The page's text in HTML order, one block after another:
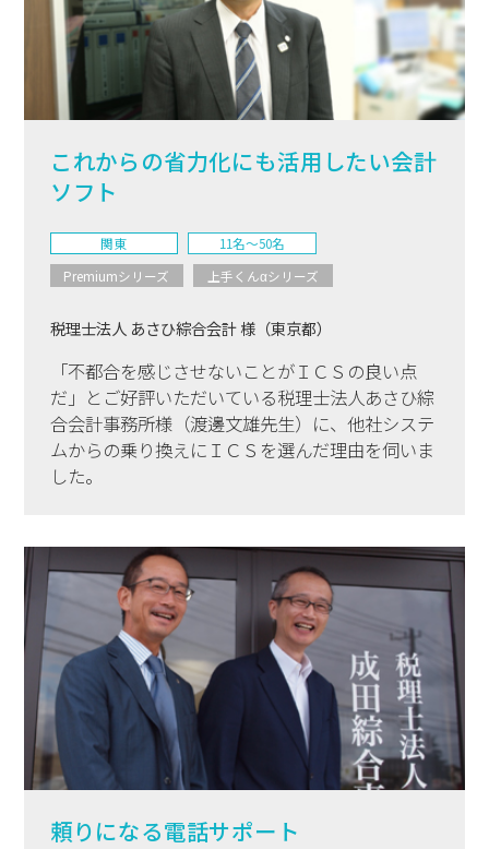
これからの省力化にも活用したい会計
ソフト
関東
11名〜50名
Premiumシリーズ
上手くんαシリーズ
税理士法人 あさひ綜合会計 様（東京都）
「不都合を感じさせないことがＩＣＳの良い点
だ」とご好評いただいている税理士法人あさひ綜
合会計事務所様（渡邊文雄先生）に、他社システ
ムからの乗り換えにＩＣＳを選んだ理由を伺いま
した。
頼りになる電話サポート